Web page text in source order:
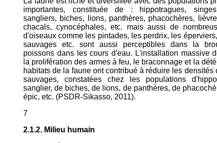
importantes, constituée de : hippotragues,
sangliers, biches, lions, panthères, phacochères,
chacals, cynocéphales, etc. mais aussi de
d'oiseaux comme les pintades, les perdrix, les
sauvages etc. sont aussi perceptibles dans la
poissons dans les cours d'eau. L'installation massive
la prolifération des armes à feu, le braconnage et la
habitats de la faune ont contribué à réduire les densités
sauvages, constatées chez les populations
sanglier, de biches, de lions, de panthères, de
épic, etc. (PSDR-Sikasso, 2011).
7
2.1.2. Milieu humain